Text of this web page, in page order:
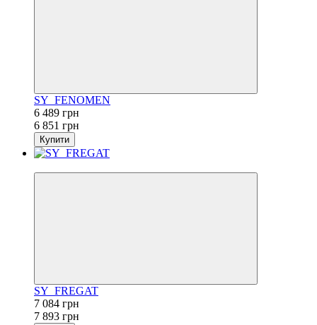
SY_FENOMEN
6 489 грн
6 851 грн
Купити
SY_FREGAT
7 084 грн
7 893 грн